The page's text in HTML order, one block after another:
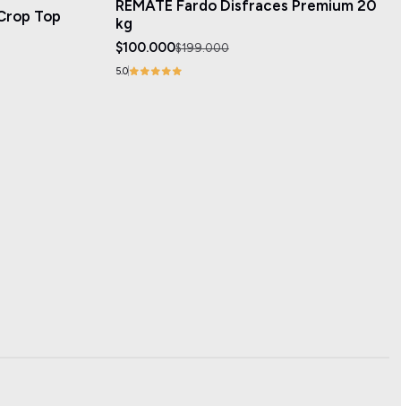
Top
REMATE Fardo Disfraces Premium 20
kg
$100.000$199.000
5.0